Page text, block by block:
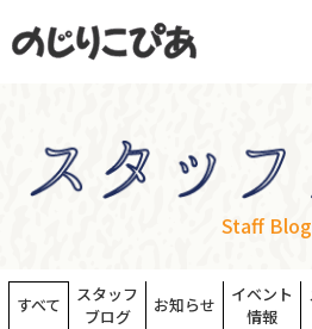
Staff Blog
すべて
スタッフ
ブログ
お知らせ
イベント
情報